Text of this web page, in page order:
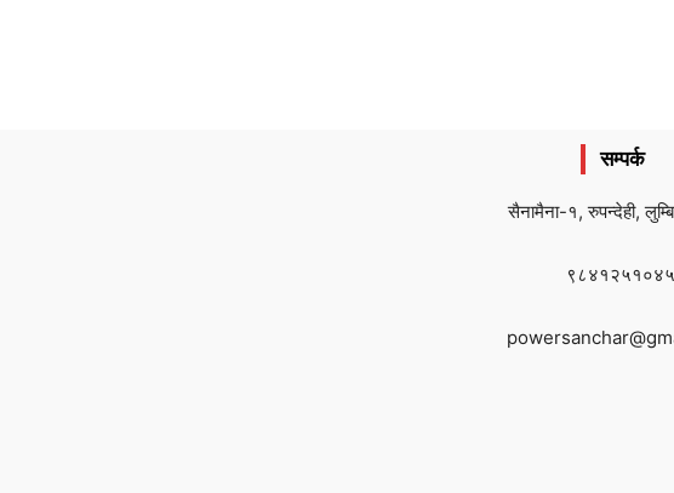
सम्पर्क
सैनामैना-१, रुपन्देही,
९८४१२५१०४५